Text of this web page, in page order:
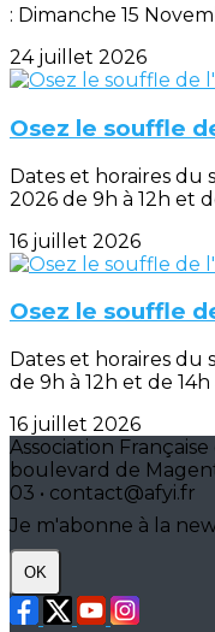
: Dimanche 15
24 juillet 2026
Osez le souffle
Dates et horaires du
2026 de 9h à 12h et
16 juillet 2026
Osez le souffle
Dates et horaires du
de 9h à 12h et de
16 juillet 2026
Association Française
boulevard de
03 • contact@afyi.fr
Je m'abonne à la
OK